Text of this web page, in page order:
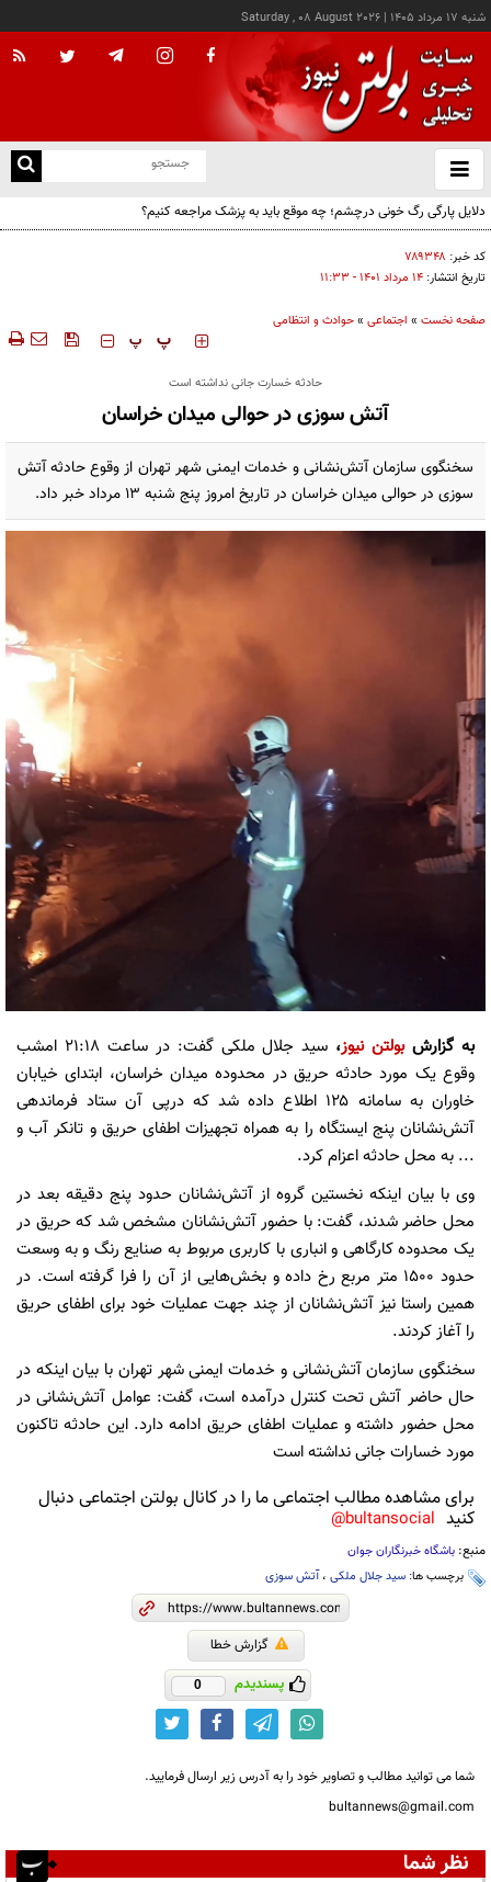
شنبه ۱۷ مرداد ۱۴۰۵ |
Saturday , 08 August 2026
باز
و
دلایل پارگی رگ خونی درچشم؛ چه موقع باید به پزشک مراجعه کنیم؟
کد خبر: ۷۸۹۳۴۸
تاریخ انتشار: ۱۴ مرداد ۱۴۰۱ - ۱۱:۳۳
صفحه نخست » اجتماعی »حوادث و انتظامی
‍‍‍ پ پ
حادثه خسارت جانی نداشته است
آتش سوزی در حوالی میدان خراسان
سخنگوی سازمان آتش‌نشانی و خدمات ایمنی شهر تهران از وقوع حادثه آتش
سوزی در حوالی میدان خراسان در تاریخ امروز پنج شنبه ۱۳ مرداد خبر داد.
به گزارشبولتن نیوز،
سید جلال ملکی گفت: در ساعت ۲۱:۱۸ امشب
وقوع یک مورد حادثه حریق در محدوده میدان خراسان، ابتدای خیابان
خاوران به سامانه ۱۲۵ اطلاع داده شد که درپی آن ستاد فرماندهی
آتش‌نشانان پنج ایستگاه را به همراه تجهیزات اطفای حریق و تانکر آب و
... به محل حادثه اعزام کرد.
وی با بیان اینکه نخستین گروه از آتش‌نشانان حدود پنج دقیقه بعد در
محل حاضر شدند، گفت: با حضور آتش‌نشانان مشخص شد که حریق در
یک محدوده کارگاهی و انباری با کاربری مربوط به صنایع رنگ و به وسعت
حدود ۱۵۰۰ متر مربع رخ داده و بخش‌هایی از آن را فرا گرفته است. در
همین راستا نیز آتش‌نشانان از چند جهت عملیات خود برای اطفای حریق
را آغاز کردند.
سخنگوی سازمان آتش‌نشانی و خدمات ایمنی شهر تهران با بیان اینکه در
حال حاضر آتش تحت کنترل درآمده است، گفت: عوامل آتش‌نشانی در
محل حضور داشته و عملیات اطفای حریق ادامه دارد. این حادثه تاکنون
مورد خسارات جانی نداشته است
برای مشاهده مطالب اجتماعی ما را در کانال بولتن اجتماعی دنبال
کنید bultansocial@
منبع: باشگاه خبرنگاران جوان
برچسب ها: سید جلال ملکی ،آتش سوزی
گزارش خطا
پسندیدم 0
شما می توانید مطالب و تصاویر خود را به آدرس زیر ارسال فرمایید.
bultannews@gmail.com
نظر شما